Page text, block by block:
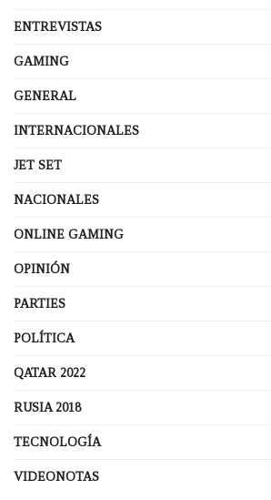
ENTREVISTAS
GAMING
GENERAL
INTERNACIONALES
JET SET
NACIONALES
ONLINE GAMING
OPINIÓN
PARTIES
POLÍTICA
QATAR 2022
RUSIA 2018
TECNOLOGÍA
VIDEONOTAS